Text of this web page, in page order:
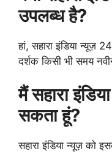
उपलब्ध है?
हां, सहारा इंडिया न्यूज़
दर्शक किसी भी समय
मैं सहारा
सकता हूं?
सहारा इंडिया न्यूज़ को